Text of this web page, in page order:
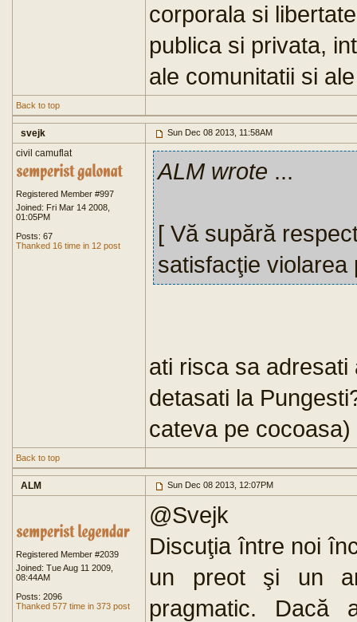
corporala si
publica si privata,
ale comunitatii si
Back to top
svejk Sun Dec 08 2013, 11:58AM
civil camuflat
Registered Member #997
Joined: Fri Mar 14 2008,
01:05PM
Posts: 67
Thanked 16 time in 12 post
ALM wrote ...
[ Vă supără
satisfacţie violarea
ati risca sa
detasati la
cateva pe cocoasa)
Back to top
ALM Sun Dec 08 2013, 12:07PM
Registered Member #2039
Joined: Tue Aug 11 2009,
08:44AM
Posts: 2096
Thanked 577 time in 373 post
@Svejk
Discuţia între noi
un preot şi un
pragmatic. Dacă